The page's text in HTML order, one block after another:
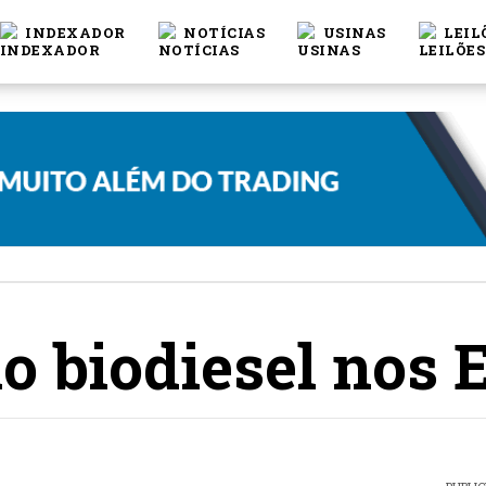
INDEXADOR NOTÍCIAS USINAS
biodiesel nos